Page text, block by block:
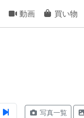
動画 買い物
写真一覧